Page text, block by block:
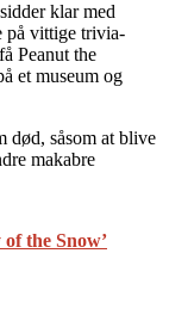
klar med
på vittige trivia-
Peanut the
et museum og
død, såsom at blive
makabre
the Snow’